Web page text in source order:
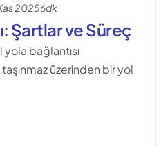
20256dk
Şartlar ve Süreç
yola bağlantısı
üzerinden bir yol